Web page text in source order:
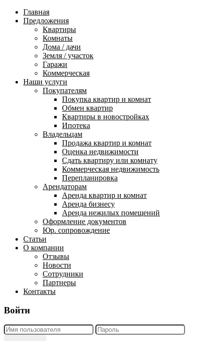
Главная
Предложения
Квартиры
Комнаты
Дома / дачи
Земля / участок
Гаражи
Коммерческая
Наши услуги
Покупателям
Покупка квартир и комнат
Обмен квартир
Квартиры в новостройках
Ипотека
Владельцам
Продажа квартир и комнат
Оценка недвижимости
Сдать квартиру или комнату
Коммерческая недвижимость
Перепланировка
Арендаторам
Аренда квартир и комнат
Аренда бизнесу
Аренда нежилых помещений
Оформление документов
Юр. сопровождение
Статьи
О компании
Отзывы
Новости
Сотрудники
Партнеры
Контакты
Войти